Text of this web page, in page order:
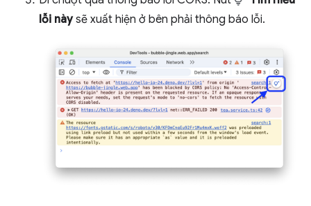
lỗi nàysẽ xuất hiện ở bên phải thông báo lỗi.